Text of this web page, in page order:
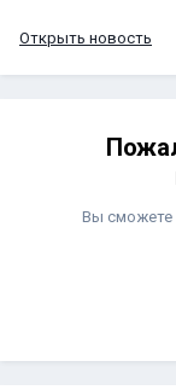
Открыть новость
Вы сможете